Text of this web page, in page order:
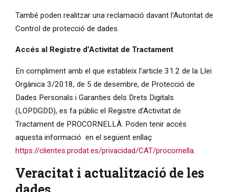
També poden realitzar una reclamació davant l'Autoritat de
Control de protecció de dades.
Accés al Registre d’Activitat de Tractament
En compliment amb el que estableix l’article 31.2 de la Llei
Orgànica 3/2018, de 5 de desembre, de Protecció de
Dades Personals i Garanties dels Drets Digitals
(LOPDGDD), es fa públic el Registre d’Activitat de
Tractament de PROCORNELLÀ. Poden tenir accés
aquesta informació en el següent enllaç
https://clientes.prodat.es/privacidad/CAT/procornella.
Veracitat i actualització de les